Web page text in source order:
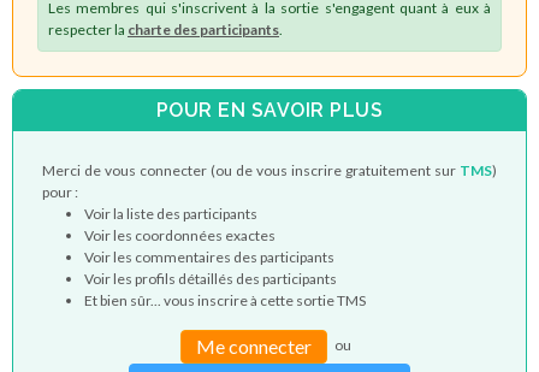
Les membres qui s'inscrivent à la sortie s'engagent quant à eux à
respecter la charte des participants
POUR EN SAVOIR PLUS
Merci de vous connecter (ou de vous inscrire gratuitement sur TMS)
pour :
Voir la liste des participants
Voir les coordonnées exactes
Voir les commentaires des participants
Voir les profils détaillés des participants
Et bien sûr... vous inscrire à cette sortie TMS
Me connecter ou